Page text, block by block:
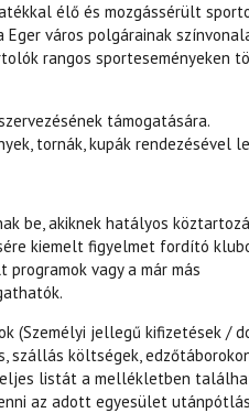
élő és mozgássérült
város polgárainak
rangos sporteseményeken
támogatására.
tornák, kupák rendezésével
be, akiknek hatályos
kiemelt figyelmet fordító
vagy a már más
(Személyi jellegű kifizetések /
szállás költségek,
listát a mellékletben
az adott egyesület utánpótlás